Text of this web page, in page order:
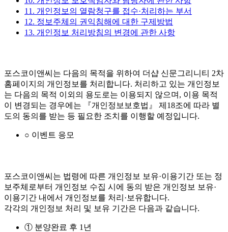
11. 개인정보의 열람청구를 접수·처리하는 부서
12. 정보주체의 권익침해에 대한 구제방법
13. 개인정보 처리방침의 변경에 관한 사항
포스코이앤씨는 다음의 목적을 위하여 더샵 신문그리니티 2차
홈페이지의 개인정보를 처리합니다. 처리하고 있는 개인정보
는 다음의 목적 이외의 용도로는 이용되지 않으며, 이용 목적
이 변경되는 경우에는 『개인정보보호법』 제18조에 따라 별
도의 동의를 받는 등 필요한 조치를 이행할 예정입니다.
○ 이벤트 응모
포스코이앤씨는 법령에 따른 개인정보 보유·이용기간 또는 정
보주체로부터 개인정보 수집 시에 동의 받은 개인정보 보유·
이용기간 내에서 개인정보를 처리·보유합니다.
각각의 개인정보 처리 및 보유 기간은 다음과 같습니다.
① 분양완료 후 1년